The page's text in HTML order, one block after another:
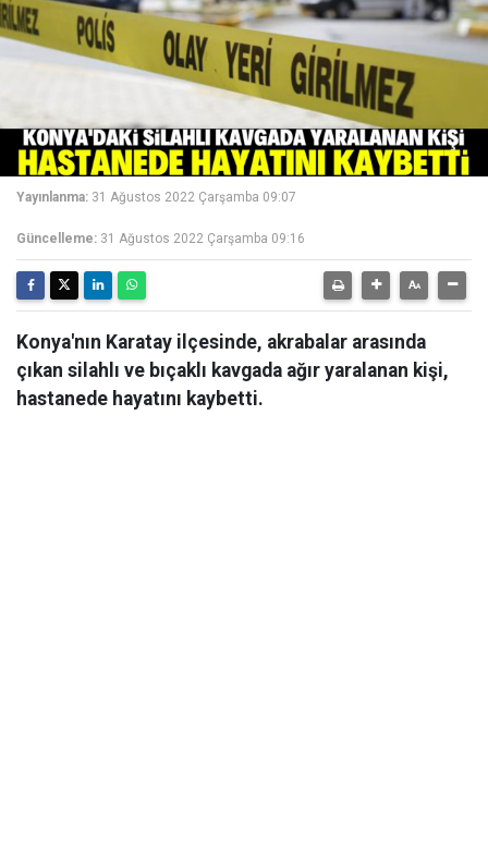
Yayınlanma: 31 Ağustos 2022 Çarşamba 09:07
Güncelleme: 31 Ağustos 2022 Çarşamba 09:16
Konya'nın Karatay ilçesinde, akrabalar arasında
çıkan silahlı ve bıçaklı kavgada ağır yaralanan kişi,
hastanede hayatını kaybetti.